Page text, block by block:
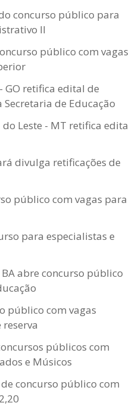
concurso público para
II
público com vagas
GO retifica edital de
de Educação
Leste - MT retifica
divulga retificações de
público com vagas para
para especialistas e
abre concurso público
público com vagas
públicos com
e Músicos
concurso público com